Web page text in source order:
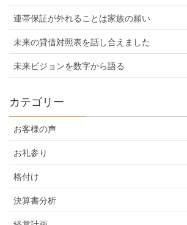
連帯保証が外れることは家族の願い
未来の貸借対照表を話し合えました
未来ビジョンを数字から語る
カテゴリー
お客様の声
お礼参り
格付け
決算書分析